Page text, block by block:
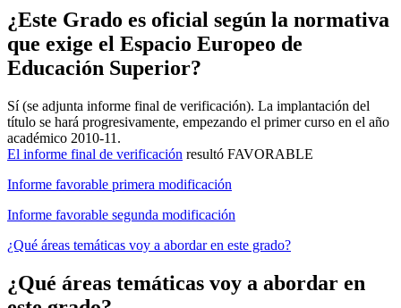
¿Este Grado es oficial según la normativa
que exige el Espacio Europeo de
Educación Superior?
Sí (se adjunta informe final de verificación). La implantación del
título se hará progresivamente, empezando el primer curso en el año
académico 2010-11.
El informe final de verificación resultó FAVORABLE
Informe favorable primera modificación
Informe favorable segunda modificación
¿Qué áreas temáticas voy a abordar en este grado?
¿Qué áreas temáticas voy a abordar en